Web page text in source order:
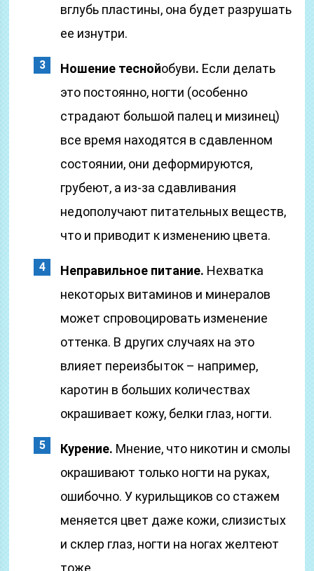
вглубь пластины, она будет разрушать
ее изнутри.
Ношение теснойобуви. Если делать
это постоянно, ногти (особенно
страдают большой палец и мизинец)
все время находятся в сдавленном
состоянии, они деформируются,
грубеют, а из-за сдавливания
недополучают питательных веществ,
что и приводит к изменению цвета.
Неправильное питание. Нехватка
некоторых витаминов и минералов
может спровоцировать изменение
оттенка. В других случаях на это
влияет переизбыток – например,
каротин в больших количествах
окрашивает кожу, белки глаз, ногти.
Курение. Мнение, что никотин и смолы
окрашивают только ногти на руках,
ошибочно. У курильщиков со стажем
меняется цвет даже кожи, слизистых
и склер глаз, ногти на ногах желтеют
тоже.